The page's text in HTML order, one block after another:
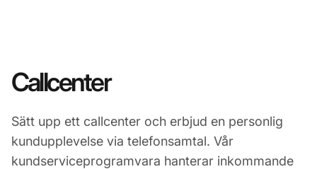
Callcenter
Sätt upp ett callcenter och erbjud en personlig
kundupplevelse via telefonsamtal. Vår
kundserviceprogramvara hanterar inkommande